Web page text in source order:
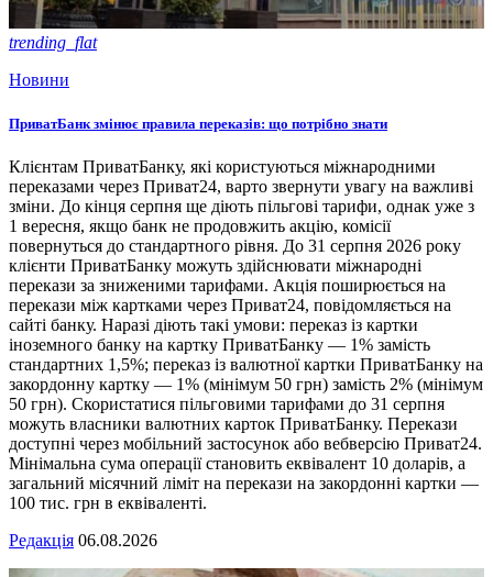
trending_flat
Новини
ПриватБанк змінює правила переказів: що потрібно знати
Клієнтам ПриватБанку, які користуються міжнародними
переказами через Приват24, варто звернути увагу на важливі
зміни. До кінця серпня ще діють пільгові тарифи, однак уже з
1 вересня, якщо банк не продовжить акцію, комісії
повернуться до стандартного рівня. До 31 серпня 2026 року
клієнти ПриватБанку можуть здійснювати міжнародні
перекази за зниженими тарифами. Акція поширюється на
перекази між картками через Приват24, повідомляється на
сайті банку. Наразі діють такі умови: переказ із картки
іноземного банку на картку ПриватБанку — 1% замість
стандартних 1,5%; переказ із валютної картки ПриватБанку на
закордонну картку — 1% (мінімум 50 грн) замість 2% (мінімум
50 грн). Скористатися пільговими тарифами до 31 серпня
можуть власники валютних карток ПриватБанку. Перекази
доступні через мобільний застосунок або вебверсію Приват24.
Мінімальна сума операції становить еквівалент 10 доларів, а
загальний місячний ліміт на перекази на закордонні картки —
100 тис. грн в еквіваленті.
Редакція 06.08.2026